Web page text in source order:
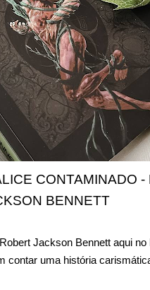
CONTAMINADO -
BENNETT
Jackson Bennett aqui
uma história